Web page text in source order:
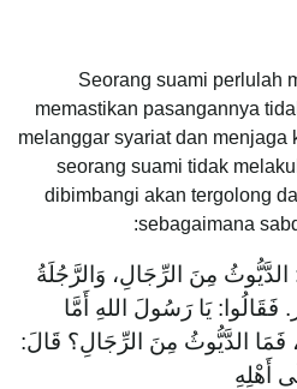
Seorang suami perlulah
memastikan pasangannya
melanggar syariat dan menjaga
seorang suami tidak
dibimbangi akan tergolong
sebagaimana
الدَّيُّوثُ مِنَ الرِّجَالِ، وَالرَّجُلَةُ
يَا رَسُولَ اللهِ أَمَّا
فَمَا الدَّيُّوثُ مِنَ الرِّجَالِ؟ قَالَ:
أَهْلِهِ